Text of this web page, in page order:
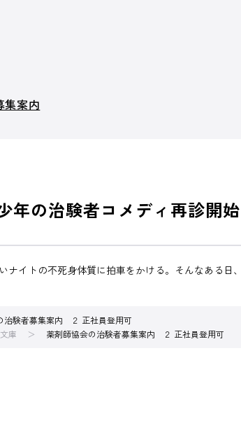
集案内
の治験者コメディ再診開
イトの不死身体質に拍車をかける。そんなある
治験者募集案内 ２ 正社員登用可
庫 薬剤師協会の治験者募集案内 ２ 正社員登用可